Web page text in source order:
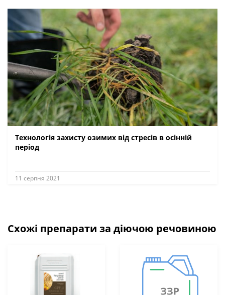
Технологія захисту озимих від стресів в осінній
період
11 серпня 2021
Схожі препарати за діючою речовиною